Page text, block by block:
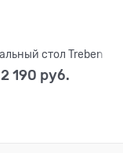
стол Treben
2 190 руб.